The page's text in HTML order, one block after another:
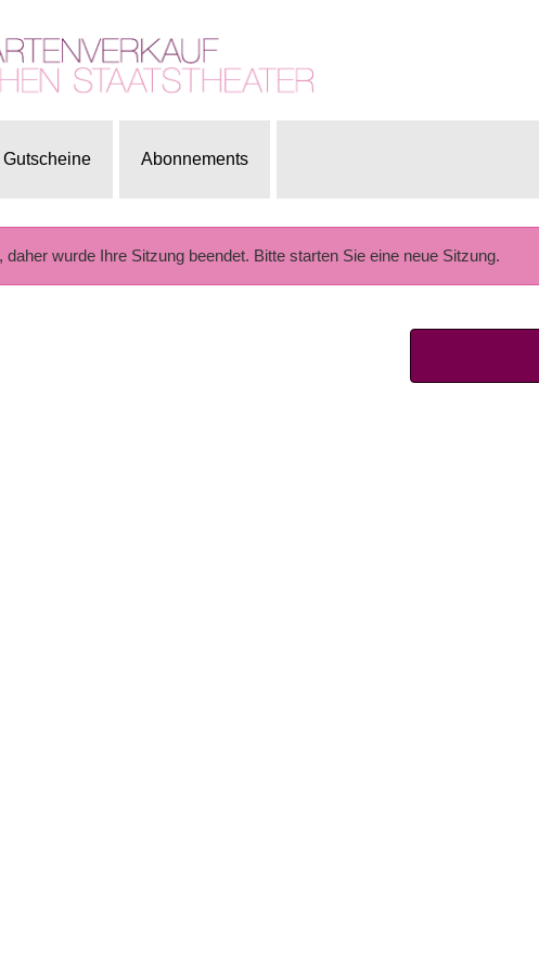
Gutscheine Abonnements
daher wurde Ihre Sitzung beendet. Bitte starten Sie eine neue Sitzung.